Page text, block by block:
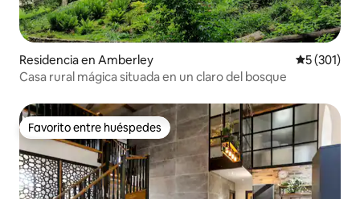
Residencia en Amberley
5 (301)
Casa rural mágica situada en un claro del bosque
Favorito entre huéspedes
Favorito entre huéspedes